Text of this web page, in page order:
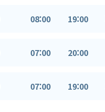
08:00 19:00
07:00 20:00
07:00 19:00